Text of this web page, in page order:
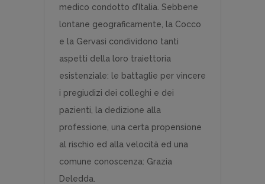
medico condotto d’Italia. Sebbene
lontane geograficamente, la Cocco
e la Gervasi condividono tanti
aspetti della loro traiettoria
esistenziale: le battaglie per vincere
i pregiudizi dei colleghi e dei
pazienti, la dedizione alla
professione, una certa propensione
al rischio ed alla velocità ed una
comune conoscenza: Grazia
Deledda.